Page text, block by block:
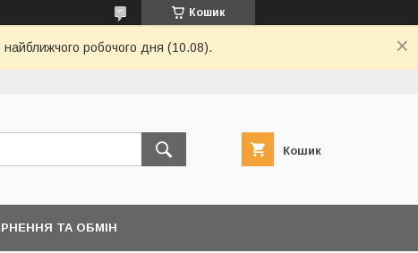
Кошик
найближчого робочого дня (10.08).
Кошик
ТА ОБМІН